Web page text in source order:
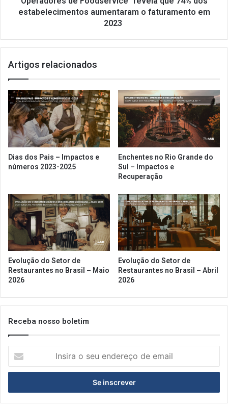
74%
aumentaram
faturamento
estabelecimentos aumentaram o faturamento em
2023
Artigos relacionados
Dias dos Pais – Impactos e
números 2023-2025
Enchentes no Rio Grande do
Sul – Impactos e
Recuperação
Evolução do Setor de
Restaurantes no Brasil – Maio
2026
Evolução do Setor de
Restaurantes no Brasil – Abril
2026
Receba nosso boletim
seu
de
email